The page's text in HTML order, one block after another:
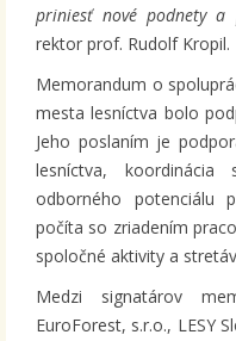
priniesť nové podnety a
rektor prof. Rudolf Kropil.
Memorandum o
mesta lesníctva bolo
Jeho poslaním je
lesníctva, koordinácia
odborného potenciálu
počíta so zriadením
spoločné aktivity a
Medzi signatárov
EuroForest, s.r.o., LESY